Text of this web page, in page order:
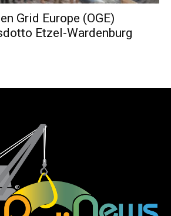
Grid Europe (OGE)
Etzel-Wardenburg